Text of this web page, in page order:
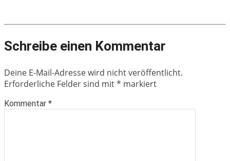
Schreibe einen Kommentar
Deine E-Mail-Adresse wird nicht veröffentlicht.
Erforderliche Felder sind mit* markiert
Kommentar *